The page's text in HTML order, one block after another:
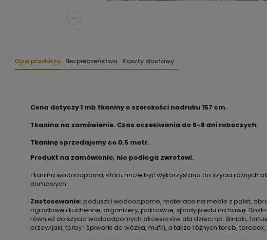
Opis produktu Bezpieczeństwo Koszty dostawy
Cena dotyczy 1 mb tkaniny o szerokości nadruku 157 cm.
Tkanina na zamówienie. Czas oczekiwania do 6-8 dni roboczych.
Tkaninę sprzedajemy co 0,5 metr.
Produkt na zamówienie, nie podlega zwrotowi.
Tkanina wodoodporna, która może być wykorzystana do szycia różnych
domowych.
Zastosowanie: poduszki wodoodporne, materace na meble z palet,
ogrodowe i kuchenne, organizery, pokrowce, spody pledu na trawę.
również do szycia wodoodpornych akcesoriów dla dzieci np. śliniaki,
przewijaki, torby i śpiworki do wózka, mufki, a także różnych toreb,